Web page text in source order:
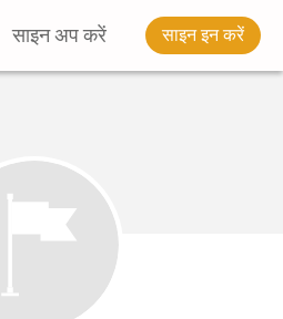
साइन अप करें साइन इन करें